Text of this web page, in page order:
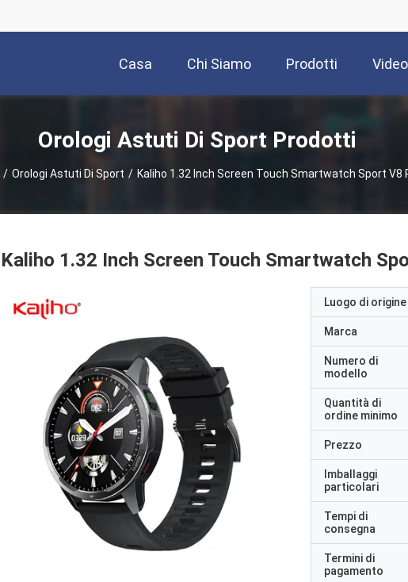
Casa Chi Siamo Prodotti Video
Orologi Astuti Di Sport Prodotti
/ Orologi Astuti Di Sport / Kaliho 1.32 Inch Screen Touch Smartwatch Sport V8
Kaliho 1.32 Inch Screen Touch Smartwatch
Luogo di origine
Marca
Numero di
modello
Quantità di
ordine minimo
Prezzo
Imballaggi
particolari
Tempi di
consegna
Termini di
pagamento